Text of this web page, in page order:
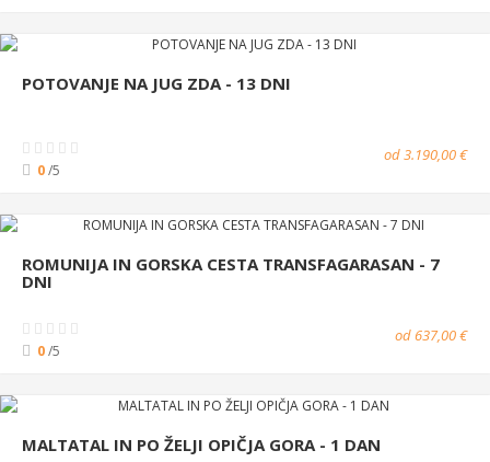
POTOVANJE NA JUG ZDA - 13 DNI
0/5
od 3.190,00 €
ROMUNIJA IN GORSKA CESTA TRANSFAGARASAN - 7
DNI
0/5
od 637,00 €
MALTATAL IN PO ŽELJI OPIČJA GORA - 1 DAN